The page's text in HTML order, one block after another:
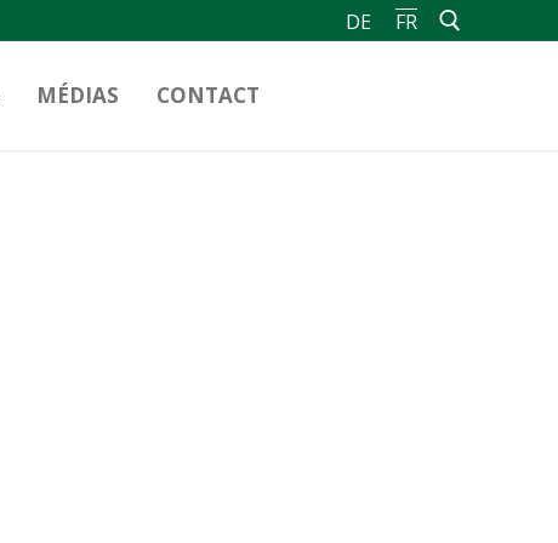
DE FR
MÉDIAS CONTACT